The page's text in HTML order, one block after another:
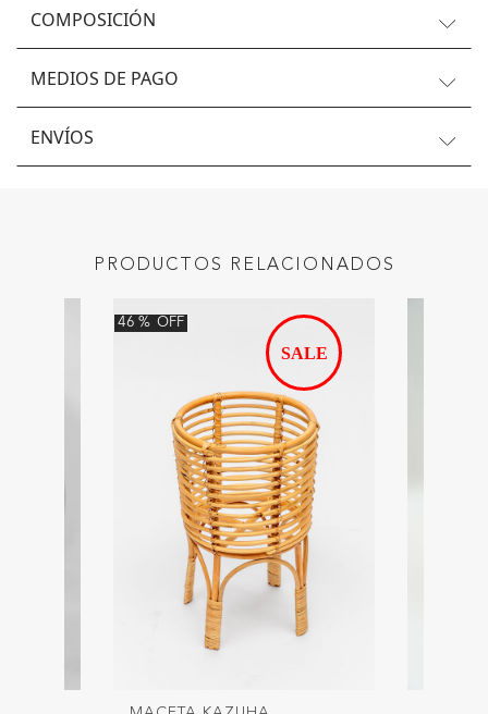
COMPOSICIÓN
MEDIOS DE PAGO
ENVÍOS
PRODUCTOS RELACIONADOS
46% OFF